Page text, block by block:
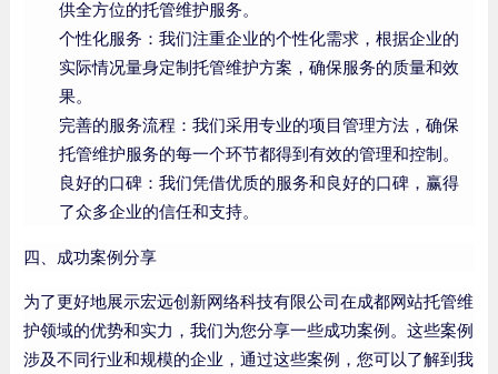
供全方位的托管维护服务。
个性化服务：我们注重企业的个性化需求，根据企业的
实际情况量身定制托管维护方案，确保服务的质量和效
果。
完善的服务流程：我们采用专业的项目管理方法，确保
托管维护服务的每一个环节都得到有效的管理和控制。
良好的口碑：我们凭借优质的服务和良好的口碑，赢得
了众多企业的信任和支持。
四、成功案例分享
为了更好地展示宏远创新网络科技有限公司在成都网站托管维
护领域的优势和实力，我们为您分享一些成功案例。这些案例
涉及不同行业和规模的企业，通过这些案例，您可以了解到我